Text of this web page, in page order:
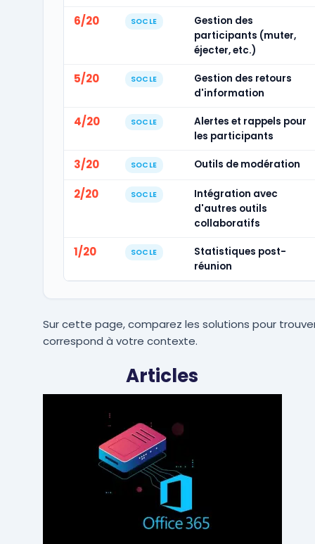
6/20 SOCLE
Gestion des
participants (muter,
éjecter, etc.)
5/20 SOCLE
Gestion des retours
d'information
4/20 SOCLE
Alertes et rappels pour
les participants
3/20 SOCLE Outils de modération
2/20 SOCLE
Intégration avec
d'autres outils
collaboratifs
1/20 SOCLE
Statistiques post-
réunion
Sur cette page, comparez les solutions pour
correspond à votre contexte.
Articles